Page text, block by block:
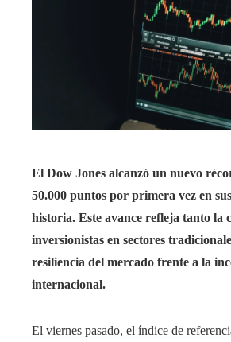
El Dow Jones alcanzó un nuevo
50.000 puntos por primera vez en
historia. Este avance refleja tanto la
inversionistas en sectores
resiliencia del mercado frente a la
internacional.
El viernes pasado, el índice de